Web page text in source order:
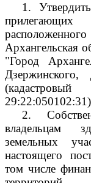
1.
прилегающих
Архангельская
"Город
2.
владельцам
земельных
настоящего
том числе